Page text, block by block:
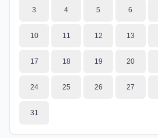
3 4 5 6
10 11 12 13
17 18 19 20
24 25 26 27
31